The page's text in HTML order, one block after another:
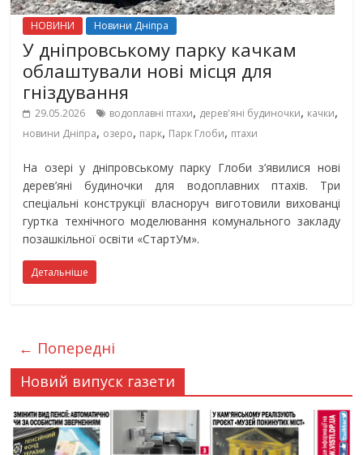
НОВИНИ Новини Дніпра
У дніпровському парку качкам
облаштували нові місця для
гніздування
29.05.2026 водоплавні птахи, дерев'яні будиночки, качки,
новини Дніпра, озеро, парк, Парк Глоби, птахи
На озері у дніпровському парку Глоби з’явилися нові
дерев’яні будиночки для водоплавних птахів. Три
спеціальні конструкції власноруч виготовили вихованці
гуртка технічного моделювання комунального закладу
позашкільної освіти «СтартУм».
Детальніше
← Попередні
Новий випуск газети